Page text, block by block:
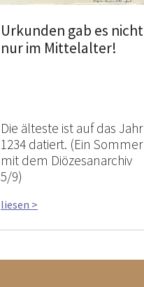
Urkunden gab es nicht
nur im Mittelalter!
Die älteste ist auf das Jahr
1234 datiert. (Ein Sommer
mit dem Diözesanarchiv
5/9)
liesen >